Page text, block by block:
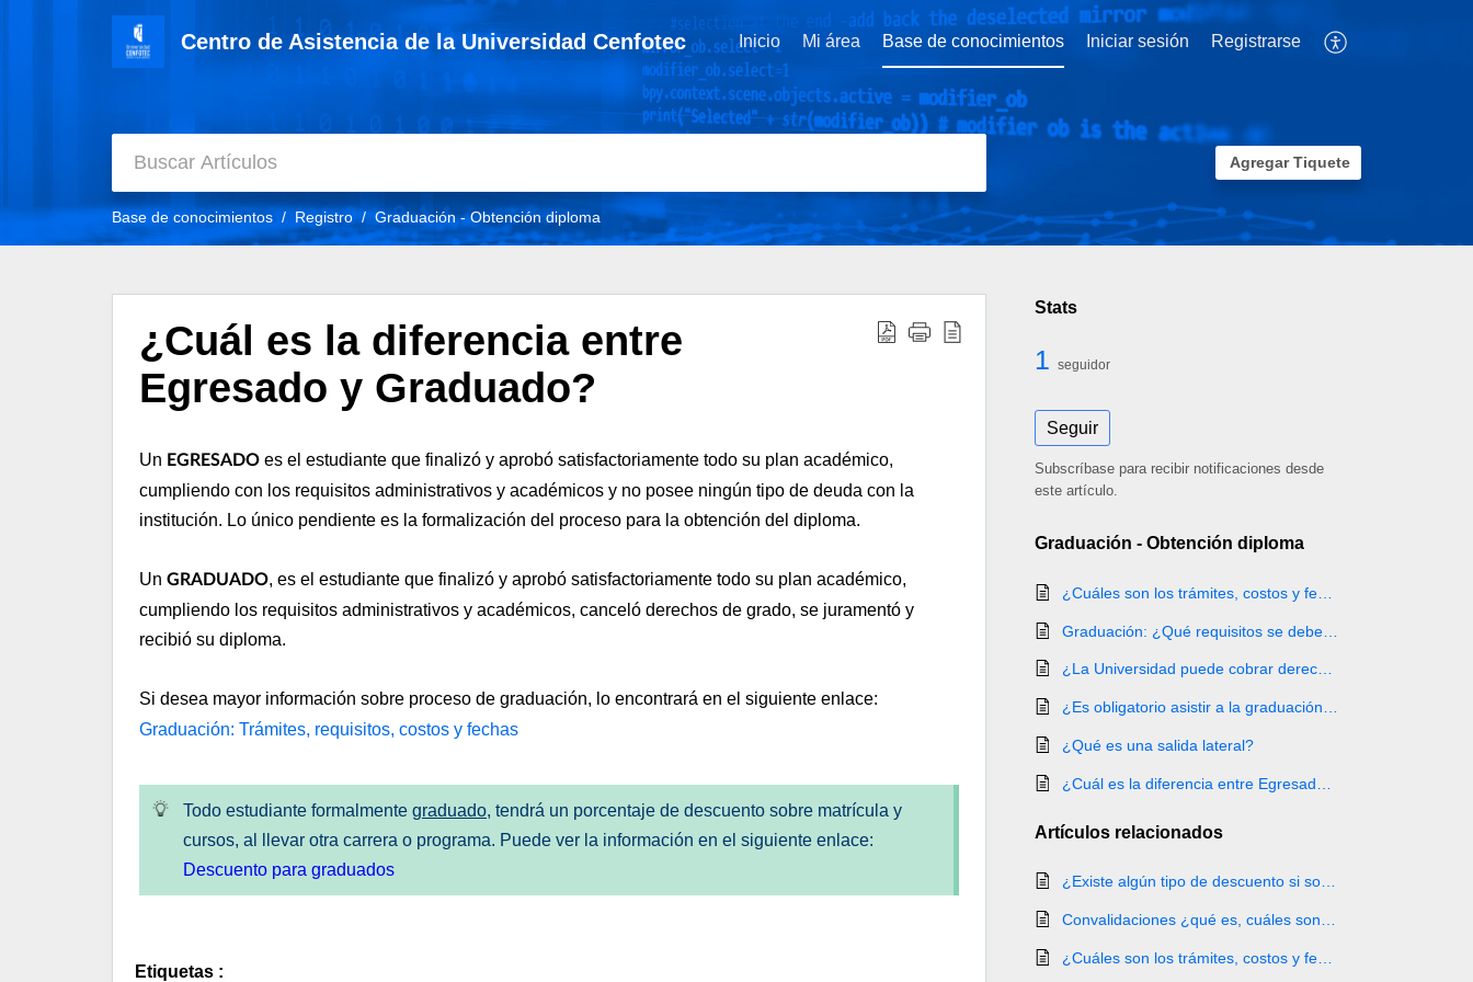
Centro de Asistencia de la Universidad Cenfotec Inicio Mi área Base de conocimientos Iniciar sesión Registrarse
Agregar Tiquete
Base de conocimientos Registro Graduación - Obtención diploma
¿Cuál es la diferencia entre
Egresado y Graduado?
Un EGRESADO es el estudiante que finalizó y aprobó satisfactoriamente todo su plan académico,
cumpliendo con los requisitos administrativos y académicos y no posee ningún tipo de deuda con la
institución. Lo único pendiente es la formalización del proceso para la obtención del diploma.
Un GRADUADO, es el estudiante que finalizó y aprobó satisfactoriamente todo su plan académico,
cumpliendo los requisitos administrativos y académicos, canceló derechos de grado, se juramentó y
recibió su diploma.
Si desea mayor información sobre proceso de graduación, lo encontrará en el siguiente enlace:
Graduación: Trámites, requisitos, costos y fechas
Todo estudiante formalmente graduado, tendrá un porcentaje de descuento sobre matrícula y
cursos, al llevar otra carrera o programa. Puede ver la información en el siguiente enlace:
Descuento para graduados
Etiquetas :
Stats
1 seguidor
Seguir
Subscríbase para recibir notificaciones desde
este artículo.
Graduación - Obtención diploma
¿La Universidad puede cobrar derecho de graduación?
¿Qué es una salida lateral?
Artículos relacionados
¿Existe algún tipo de descuento si soy Graduado de UCENFOTEC?